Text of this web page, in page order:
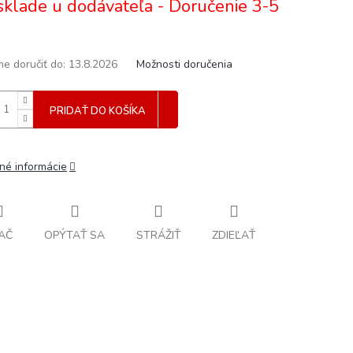
u dodávateľa - Doručenie 3-5
doručiť do: 13.8.2026 Možnosti doručenia
PRIDAŤ DO KOŠÍKA
informácie
OPÝTAŤ SA STRÁŽIŤ ZDIEĽAŤ